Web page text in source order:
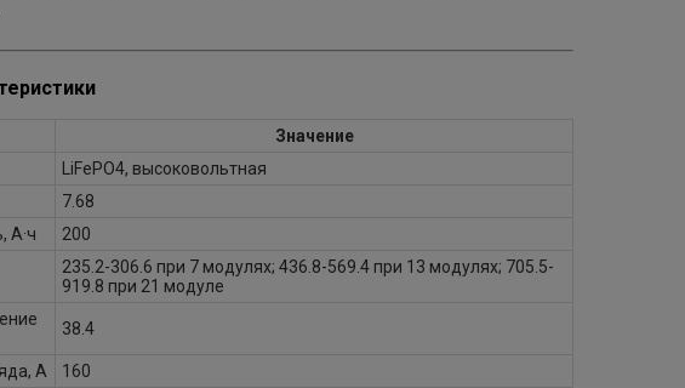
Значение
LiFePO4, высоковольтная
7.68
А·ч
200
235.2-306.6 при 7 модулях; 436.8-569.4 при 13 модулях; 705.5-
919.8 при 21 модуле
38.4
А
160